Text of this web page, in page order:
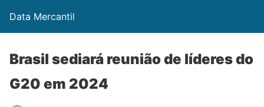
Data Mercantil
Brasil sediará reunião de líderes do
G20 em 2024